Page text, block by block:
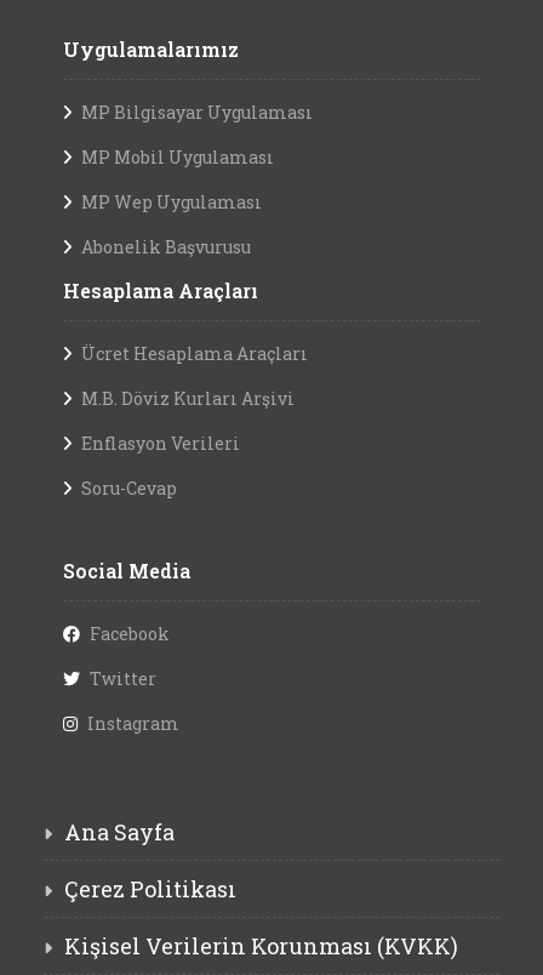
Uygulamalarımız
MP Bilgisayar Uygulaması
MP Mobil Uygulaması
MP Wep Uygulaması
Abonelik Başvurusu
Hesaplama Araçları
Ücret Hesaplama Araçları
M.B. Döviz Kurları Arşivi
Enflasyon Verileri
Soru-Cevap
Social Media
Facebook
Twitter
Instagram
Ana Sayfa
Çerez Politikası
Kişisel Verilerin Korunması (KVKK)